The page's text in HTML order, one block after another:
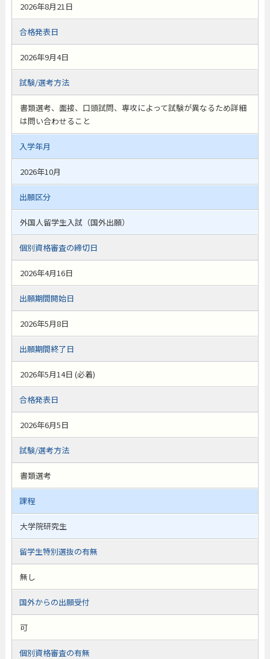
2026年8月21日
合格発表日
2026年9月4日
試験/選考方法
書類選考、面接、口頭試問、専攻によって試験が異なるため詳細
は問い合わせること
入学年月
2026年10月
出願区分
外国人留学生入試（国外出願）
個別資格審査の締切日
2026年4月16日
出願期間開始日
2026年5月8日
出願期間終了日
2026年5月14日 (必着)
合格発表日
2026年6月5日
試験/選考方法
書類選考
課程
大学院研究生
留学生特別選抜の有無
無し
国外からの出願受付
可
個別資格審査の有無